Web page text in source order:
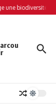
une biodiversité